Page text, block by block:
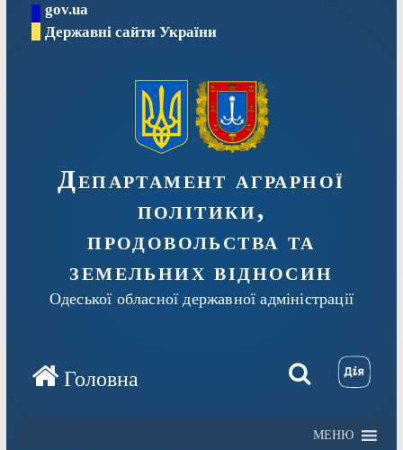
Перейтиgov.ua
Державні сайти України
Департамент аграрної
політики,
продовольства та
земельних відносин
Одеської обласної державної адміністрації
МЕНЮ